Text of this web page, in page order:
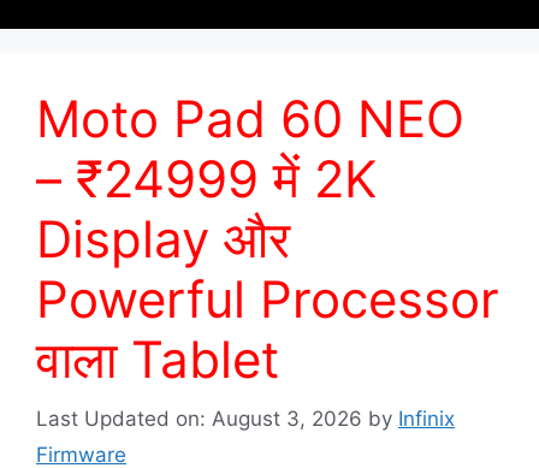
Moto Pad 60 NEO
– ₹24999 में 2K
Display और
Powerful Processor
वाला Tablet
Last Updated on: August 3, 2026 by Infinix
Firmware